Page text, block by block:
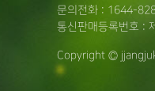
문의전화 : 1644-
통신판매등록번호 :
Copyright ©